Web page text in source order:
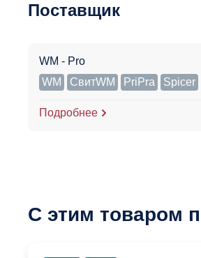
Поставщик
WM - Pro
WM
СвитWM PriPra Spicer
Подробнее
С этим товаром